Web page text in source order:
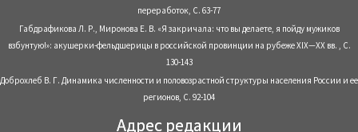
переработок, С. 63-77
Габдрафикова Л. Р., Миронова Е. В. «Я закричала: что вы делаете, я пойду мужиков
взбунтую!»: акушерки-фельдшерицы в российской провинции на рубеже XIX—XX вв. , С.
130-143
Доброхлеб В. Г. Динамика численности и половозрастной структуры населения России и ее
регионов, С. 92-104
Адрес редакции